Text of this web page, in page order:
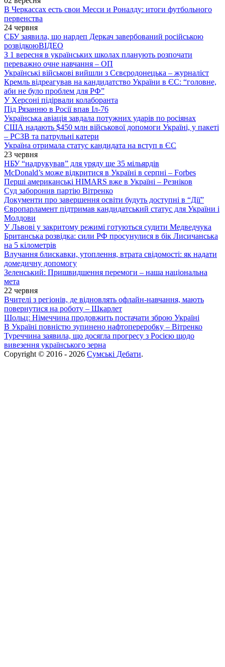
В Черкассах есть свои Месси и Роналду: итоги футбольного
первенства
24 червня
СБУ заявила, що нардеп Деркач завербований російською
розвідкоюВІДЕО
З 1 вересня в українських школах планують розпочати
переважно очне навчання – ОП
Українські військові вийшли з Сєвєродонецька – журналіст
Кремль відреагував на кандидатство України в ЄС: “головне,
аби не було проблем для РФ”
У Херсоні підірвали колаборанта
Під Рязанню в Росії впав Іл-76
Українська авіація завдала потужних ударів по росіянах
США надають $450 млн військової допомоги Україні, у пакеті
– РСЗВ та патрульні катери
Україна отримала статус кандидата на вступ в ЄС
23 червня
НБУ “надрукував” для уряду ще 35 мільярдів
McDonald’s може відкритися в Україні в серпні – Forbes
Перші американські HIMARS вже в Україні – Резніков
Суд заборонив партію Вітренко
Документи про завершення освіти будуть доступні в “Дії”
Європарламент підтримав кандидатський статус для України і
Молдови
У Львові у закритому режимі готуються судити Медведчука
Британська розвідка: сили РФ просунулися в бік Лисичанська
на 5 кілометрів
Влучання блискавки, утоплення, втрата свідомості: як надати
домедичну допомогу
Зеленський: Пришвидшення перемоги – наша національна
мета
22 червня
Вчителі з регіонів, де відновлять офлайн-навчання, мають
повернутися на роботу – Шкарлет
Шольц: Німеччина продовжить постачати зброю Україні
В Україні повністю зупинено нафтопереробку – Вітренко
Туреччина заявила, що досягла прогресу з Росією щодо
вивезення українського зерна
Copyright © 2016 - 2026 Сумські Дебати.